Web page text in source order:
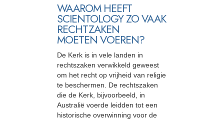
WAAROM HEEFT
SCIENTOLOGY ZO VAAK
RECHTZAKEN
MOETEN VOEREN?
De Kerk is in vele landen in
rechtszaken verwikkeld geweest
om het recht op vrijheid van religie
te beschermen. De rechtszaken
die de Kerk, bijvoorbeeld, in
Australië voerde leidden tot een
historische overwinning voor de